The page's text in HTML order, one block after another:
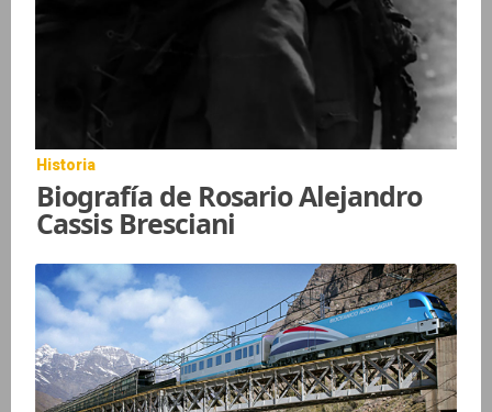
Historia
Biografía de Rosario Alejandro
Cassis Bresciani